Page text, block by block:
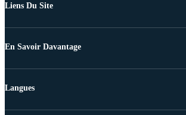
Liens Du Site
En Savoir Davantage
Langues